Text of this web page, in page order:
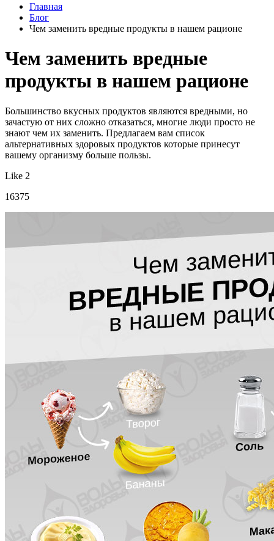
Главная
Блог
Чем заменить вредные продукты в нашем рационе
Чем заменить вредные
продукты в нашем рационе
Большинство вкусных продуктов являются вредными, но
зачастую от них сложно отказаться, многие люди просто не
знают чем их заменить. Предлагаем вам список
альтернативных здоровых продуктов которые принесут
вашему организму больше пользы.
Like 2
16375